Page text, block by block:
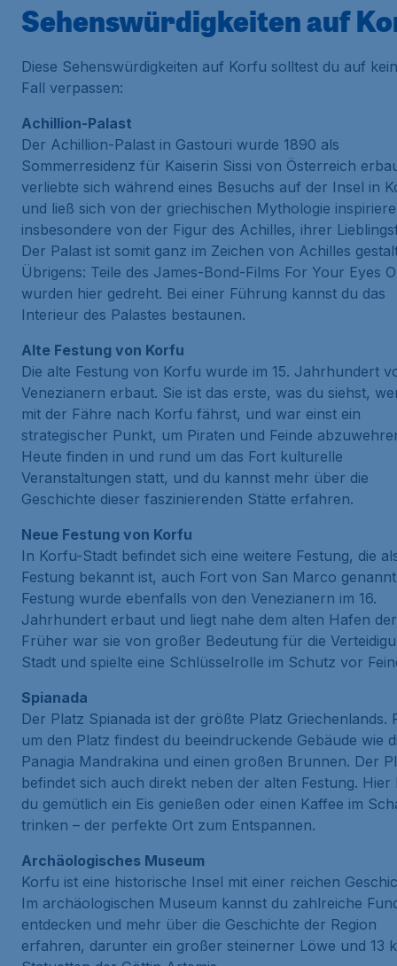
Sehenswürdigkeiten auf
Diese Sehenswürdigkeiten auf Korfu solltest du auf
Fall verpassen:
Achillion-Palast
Der Achillion-Palast in Gastouri wurde 1890 als
Sommerresidenz für Kaiserin Sissi von Österreich
verliebte sich während eines Besuchs auf der Insel in
und ließ sich von der griechischen Mythologie
insbesondere von der Figur des Achilles, ihrer
Der Palast ist somit ganz im Zeichen von Achilles
Übrigens: Teile des James-Bond-Films For Your Eyes
wurden hier gedreht. Bei einer Führung kannst du das
Interieur des Palastes bestaunen.
Alte Festung von Korfu
Die alte Festung von Korfu wurde im 15. Jahrhundert
Venezianern erbaut. Sie ist das erste, was du siehst,
mit der Fähre nach Korfu fährst, und war einst ein
strategischer Punkt, um Piraten und Feinde
Heute finden in und rund um das Fort kulturelle
Veranstaltungen statt, und du kannst mehr über die
Geschichte dieser faszinierenden Stätte erfahren.
Neue Festung von Korfu
In Korfu-Stadt befindet sich eine weitere Festung, die
Festung bekannt ist, auch Fort von San Marco
Festung wurde ebenfalls von den Venezianern im 16.
Jahrhundert erbaut und liegt nahe dem alten Hafen
Früher war sie von großer Bedeutung für die
Stadt und spielte eine Schlüsselrolle im Schutz vor
Spianada
Der Platz Spianada ist der größte Platz Griechenlands.
um den Platz findest du beeindruckende Gebäude wie
Panagia Mandrakina und einen großen Brunnen. Der
befindet sich auch direkt neben der alten Festung. Hier
du gemütlich ein Eis genießen oder einen Kaffee im
trinken – der perfekte Ort zum Entspannen.
Archäologisches Museum
Korfu ist eine historische Insel mit einer reichen
Im archäologischen Museum kannst du zahlreiche
entdecken und mehr über die Geschichte der Region
erfahren, darunter ein großer steinerner Löwe und 13